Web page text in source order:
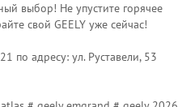
выбор! Не упустите горячее
свой GЕЕLY уже сейчас!
по адресу: ул. Руставели, 53